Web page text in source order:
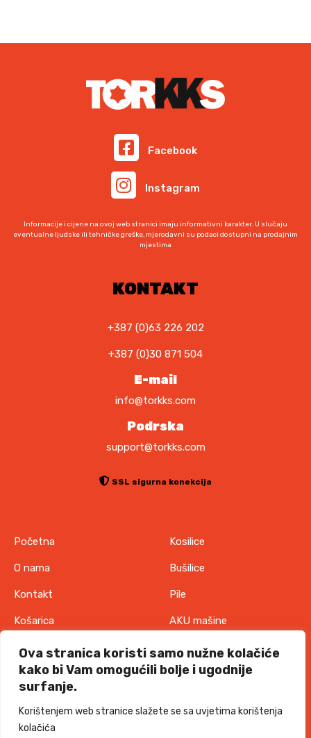
Ova stranica koristi samo nužne kolačiće
kako bi Vam omogućili bolje i ugodnije
surfanje.
Korištenjem web stranice slažete se sa uvjetima korištenja
kolačića
Facebook
Instagram
Informacije i cijene na ovoj web stranici imaju informativni karakter. U slučaju
eventualne ljudske ili tehničke greške, mjerodavni su podaci dostupni na prodajnim
mjestima
KONTAKT
+387 (0)63 226 202
+387 (0)30 871 504
E-mail
info@torkks.com
Podrska
support@torkks.com
SSL sigurna konekcija
Početna
O nama
Kontakt
Košarica
Pravila o zaštiti
privatnosti
Uvjeti korištenja
Politika o kolačićima
Kosilice
Bušilice
Pile
AKU mašine
IT oprema